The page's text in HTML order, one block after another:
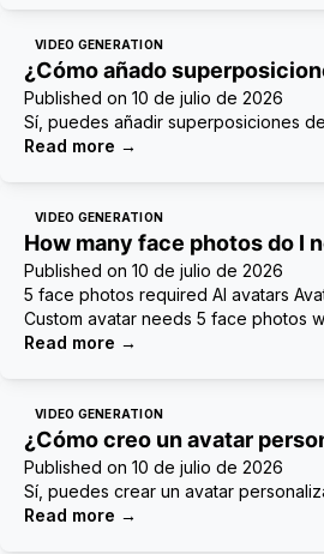
VIDEO GENERATION
¿Cómo añado
Published on 10 de julio de 2026
Sí, puedes añadir superposiciones
Read more →
VIDEO GENERATION
How many face photos do I
Published on 10 de julio de 2026
5 face photos required AI avatars
Custom avatar needs 5 face photos
Read more →
VIDEO GENERATION
¿Cómo creo un avatar
Published on 10 de julio de 2026
Sí, puedes crear un avatar
Read more →